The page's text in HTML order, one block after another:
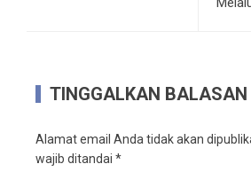
TINGGALKAN BALASAN
Alamat email Anda tidak akan
wajib ditandai *